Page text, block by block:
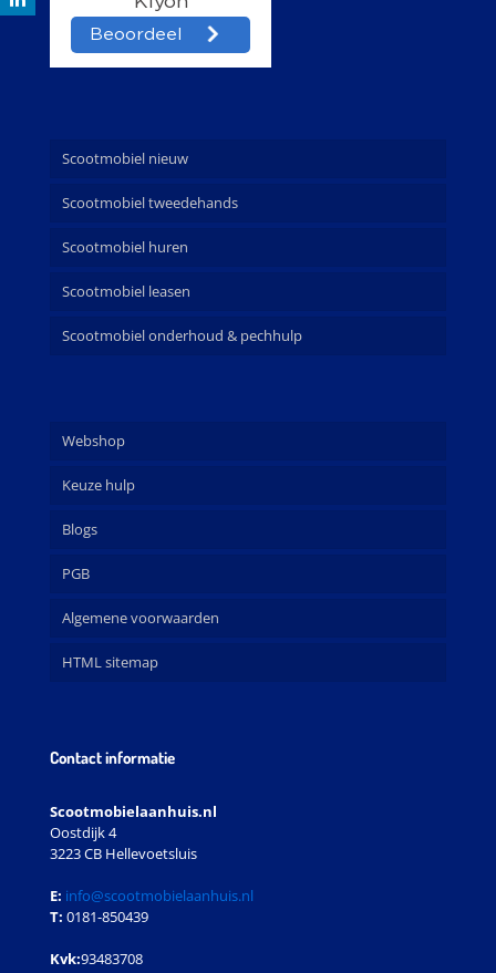
Scootmobiel nieuw
Scootmobiel tweedehands
Scootmobiel huren
Scootmobiel leasen
Scootmobiel onderhoud & pechhulp
Webshop
Keuze hulp
Blogs
PGB
Algemene voorwaarden
HTML sitemap
Contact informatie
Scootmobielaanhuis.nl
Oostdijk 4
3223 CB Hellevoetsluis
E: info@scootmobielaanhuis.nl
T: 0181-850439
Kvk:93483708